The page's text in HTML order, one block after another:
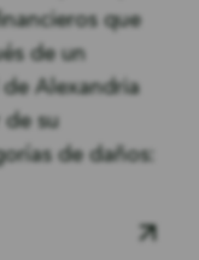
que
de un
Alexandria
de su
de daños: